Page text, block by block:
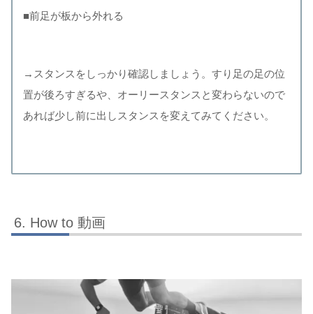
■前足が板から外れる
→スタンスをしっかり確認しましょう。すり足の足の位
置が後ろすぎるや、オーリースタンスと変わらないので
あれば少し前に出しスタンスを変えてみてください。
How to 動画